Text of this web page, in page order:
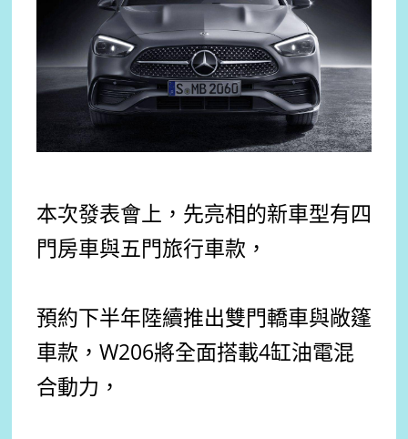
本次發表會上，先亮相的新車型有四
門房車與五門旅行車款，
預約下半年陸續推出雙門轎車與敞篷
車款，W206將全面搭載4缸油電混
合動力，